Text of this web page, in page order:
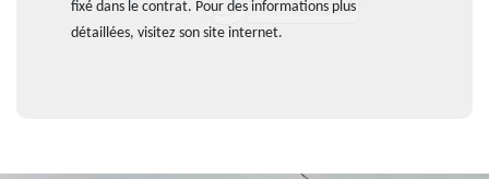
fixé dans le contrat. Pour des informations plus
détaillées, visitez son site internet.